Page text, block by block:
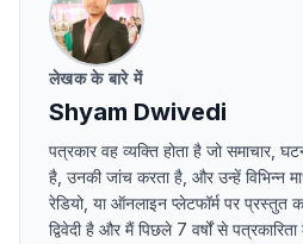
लेखक के बारे में
Shyam Dwivedi
पत्रकार वह व्यक्ति होता है जो समाचार,
है, उनकी जांच करता है, और उन्हें विभिन्न
रेडियो, या ऑनलाइन प्लेटफॉर्म पर प्रस्तुत
द्विवेदी है और मैं पिछले 7 वर्षों से